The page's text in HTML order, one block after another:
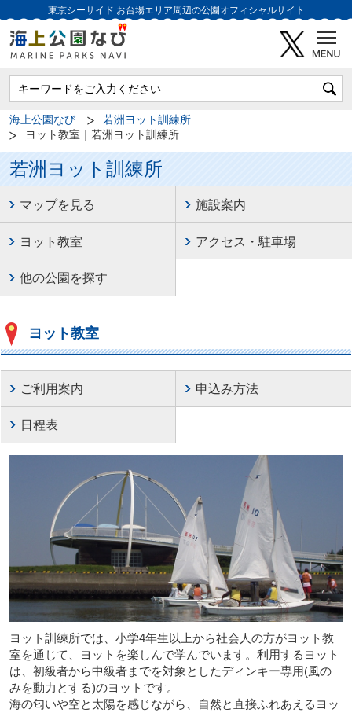
東京シーサイド お台場エリア周辺の公園オフィシャルサイト
海上公園なび
若洲ヨット訓練所
ヨット教室｜若洲ヨット訓練所
若洲ヨット訓練所
マップを見る 施設案内
ヨット教室 アクセス・駐車場
他の公園を探す
ヨット教室
ご利用案内 申込み方法
日程表
ヨット訓練所では、小学4年生以上から社会人の方がヨット教
室を通じて、ヨットを楽しんで学んでいます。利用するヨット
は、初級者から中級者までを対象としたディンキー専用(風の
みを動力とする)のヨットです。
海の匂いや空と太陽を感じながら、自然と直接ふれあえるヨッ